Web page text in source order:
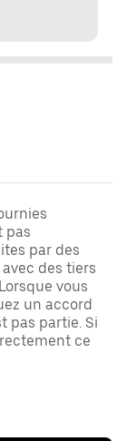
pas
par des
des tiers
vous
un accord
pas partie. Si
ce